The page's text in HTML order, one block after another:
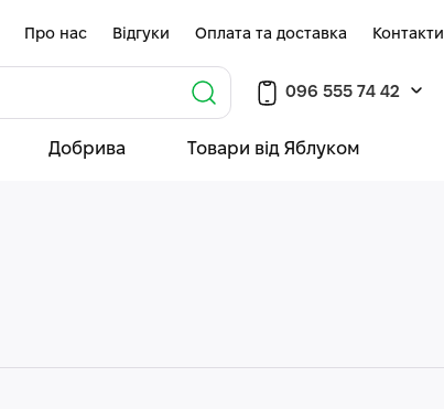
Про нас Відгуки Оплата та доставка Контакти
096 555 74 42
Добрива Товари від Яблуком